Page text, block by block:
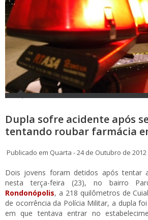
Dupla sofre acidente após
tentando roubar farmácia
Publicado em Quarta - 24 de Outubro de 2012
Dois jovens foram detidos após tentar
nesta terça-feira (23), no bairro
Rondonópolis, a 218 quilômetros de
de ocorrência da Polícia Militar, a dupla
em que tentava entrar no